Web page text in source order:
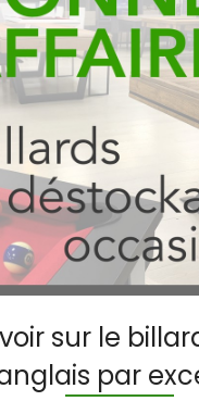
sur le
par